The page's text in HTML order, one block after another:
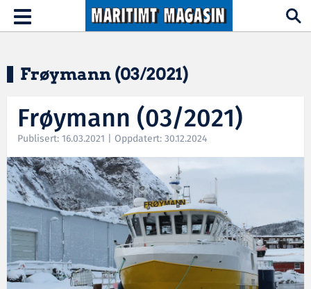
Hopp til hovedinnhold
Toggle
navigation
Frøymann (03/2021)
Frøymann (03/2021)
Publisert: 16.03.2021 | Oppdatert: 30.12.2024